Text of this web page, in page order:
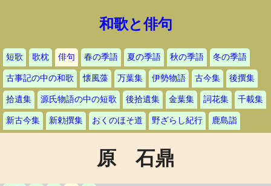
和歌と俳句
短歌 歌枕 俳句 春の季語 夏の季語 秋の季語 冬の季語
古事記の中の和歌 懐風藻 万葉集 伊勢物語 古今集 後撰集
拾遺集 源氏物語の中の短歌 後拾遺集 金葉集 詞花集 千載集
新古今集 新勅撰集 おくのほそ道 野ざらし紀行 鹿島詣
原 石鼎